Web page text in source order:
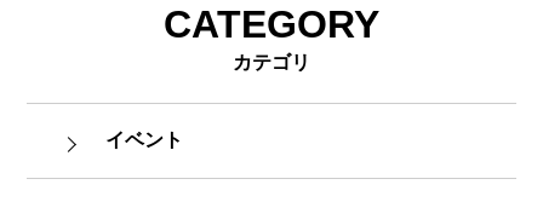
CATEGORY
カテゴリ
イベント